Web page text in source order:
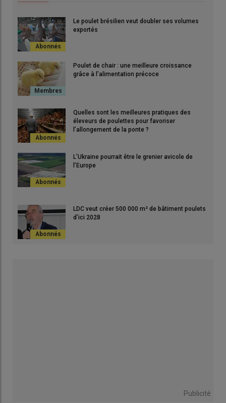
Le poulet brésilien veut doubler ses volumes
exportés
Poulet de chair : une meilleure croissance
grâce à l’alimentation précoce
Quelles sont les meilleures pratiques des
éleveurs de poulettes pour favoriser
l’allongement de la ponte ?
L’Ukraine pourrait être le grenier avicole de
l’Europe
LDC veut créer 500 000 m² de bâtiment poulets
d’ici 2028
Publicité